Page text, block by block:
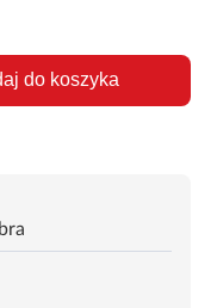
do koszyka